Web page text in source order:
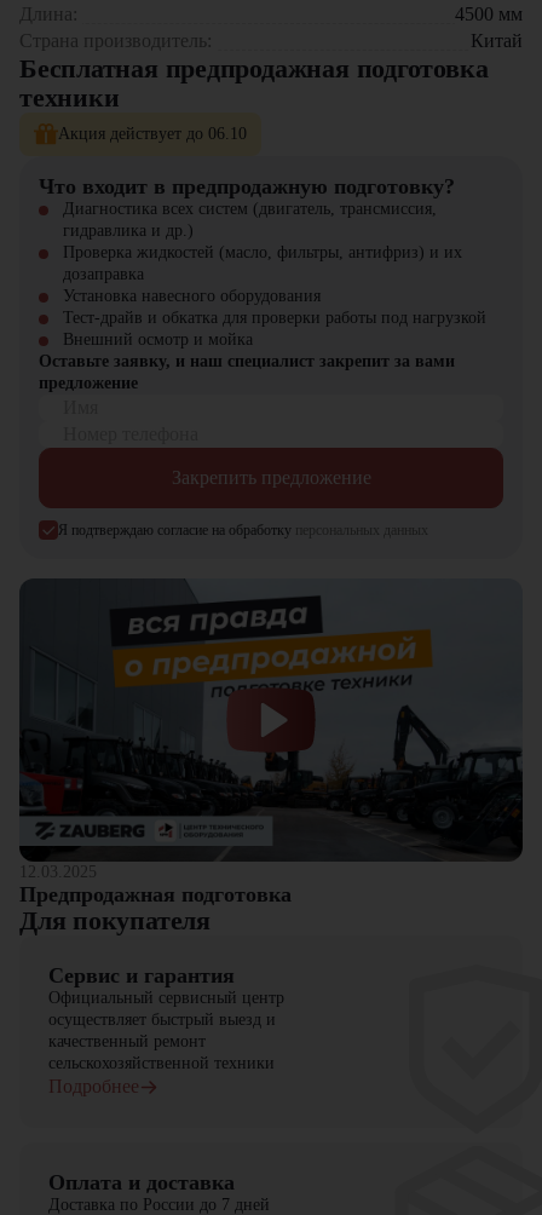
сервисному обслуживанию и поставке запасных частей. В нашем
каталоге вы найдёте подробные характеристики и описание каждой
машины.
Если вы ищете надёжную спецтехнику для выполнения рабочих
задач, то телескопический фронтальный погрузчик BULL SL250T
— это оптимальный выбор. Мы предлагаем гибкие условия оплаты
Длина:
4500 мм
Страна производитель:
Китай
Бесплатная предпродажная подготовка
техники
Акция действует до 06.10
Что входит в предпродажную подготовку?
Диагностика всех систем (двигатель, трансмиссия,
гидравлика и др.)
Проверка жидкостей (масло, фильтры, антифриз) и их
дозаправка
Установка навесного оборудования
Тест-драйв и обкатка для проверки работы под нагрузкой
Внешний осмотр и мойка
Оставьте заявку, и наш специалист закрепит за вами
предложение
Закрепить предложение
Я подтверждаю согласие на обработку персональных данных
12.03.2025
Предпродажная подготовка
Для покупателя
Сервис и гарантия
Официальный сервисный центр
осуществляет быстрый выезд и
качественный ремонт
сельскохозяйственной техники
Подробнее
Оплата и доставка
Доставка по России до 7 дней